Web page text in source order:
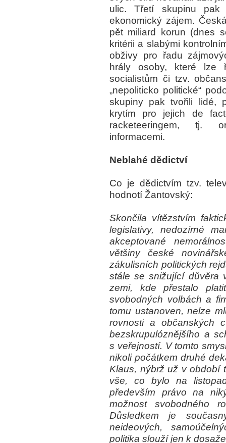
ulic. Třetí skupinu
ekonomický zájem.
pět miliard korun (dnes
kritérii a slabými
obživy pro řadu
hrály osoby, které lze
socialistům či tzv.
„nepoliticko politické“
skupiny pak tvořili lidé,
krytím pro jejich de
racketeeringem, tj.
informacemi.
Neblahé dědictví
Co je dědictvím tzv.
hodnotí Žantovský:
Skončila vítězstvím
legislativy, nedozírné
akceptované
většiny české
zákulisních politických
stále se snižující důvěra
zemi, kde přestalo
svobodných volbách a
tomu ustanoven, nelze
rovnosti a občanských
bezskrupulóznějšího a
s veřejností. V tomto
nikoli počátkem druhé
Klaus, nýbrž už v období
vše, co bylo na
především právo na
možnost svobodného
Důsledkem je
neideových,
politika slouží jen k